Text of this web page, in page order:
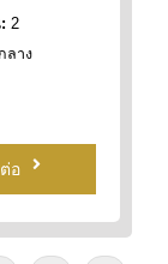
2
ลาง
อ